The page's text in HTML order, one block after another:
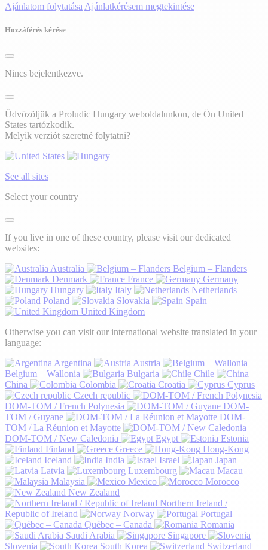
Ajánlatom folytatása Ajánlatkérésem megtekintése
Hozzáférés kérése
Nincs bejelentkezve.
Üdvözöljük a Proludic Hungary weboldalunkon, de Ön United
States tartózkodik.
Melyik verziót szeretné folytatni?
See all sites
Select your country
If you live in one of these country, please visit our dedicated
websites:
Australia
Belgium – Flanders
Denmark
France
Germany
Hungary
Italy
Netherlands
Poland
Slovakia
Spain
United Kingdom
Otherwise you can visit our international website translated in your
language:
Argentina
Austria
Belgium – Wallonia
Bulgaria
Chile
China
Colombia Croatia
Cyprus
Czech republic
DOM-TOM / French Polynesia
DOM-
TOM / Guyane
DOM-
TOM / La Réunion et Mayotte
DOM-TOM / New Caledonia
Egypt
Estonia
Finland
Greece
Hong-Kong
Iceland
India Israel
Japan
Latvia
Luxembourg
Macau
Malaysia
Mexico
Morocco
New Zealand
Northern Ireland /
Republic of Ireland
Norway
Portugal
Québec – Canada
Romania
Saudi Arabia
Singapore
Slovenia
South Korea Switzerland